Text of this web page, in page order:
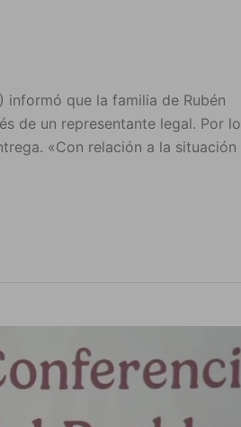
informó que la familia de Rubén
de un representante legal. Por lo
«Con relación a la situación